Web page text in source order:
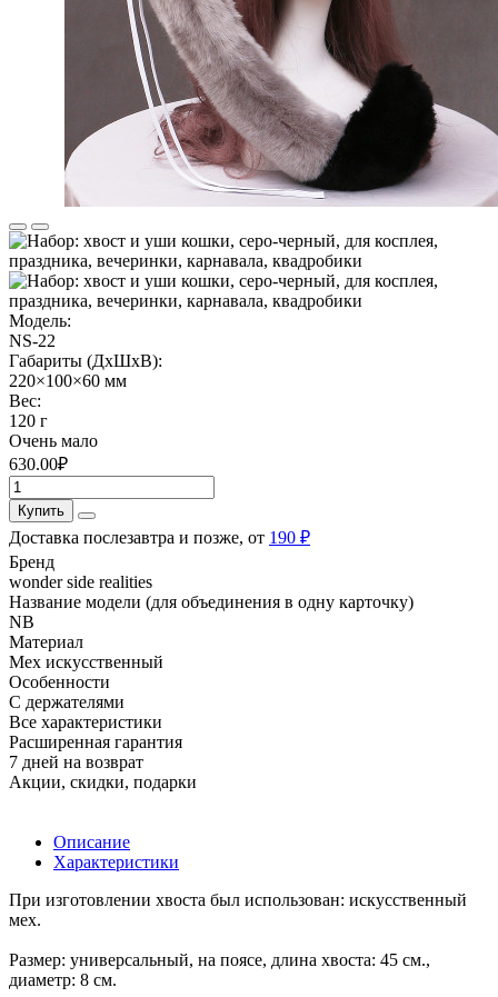
Модель:
NS-22
Габариты (ДхШхВ):
220×100×60 мм
Вес:
120 г
Очень мало
630.00₽
Купить
Доставка послезавтра и позже, от 190 ₽
Бренд
wonder side realities
Название модели (для объединения в одну карточку)
NB
Материал
Мех искусственный
Особенности
С держателями
Все характеристики
Расширенная гарантия
7 дней на возврат
Акции, скидки, подарки
Описание
Характеристики
При изготовлении хвоста был использован: искусственный
мех.
Размер: универсальный, на поясе, длина хвоста: 45 см.,
диаметр: 8 см.